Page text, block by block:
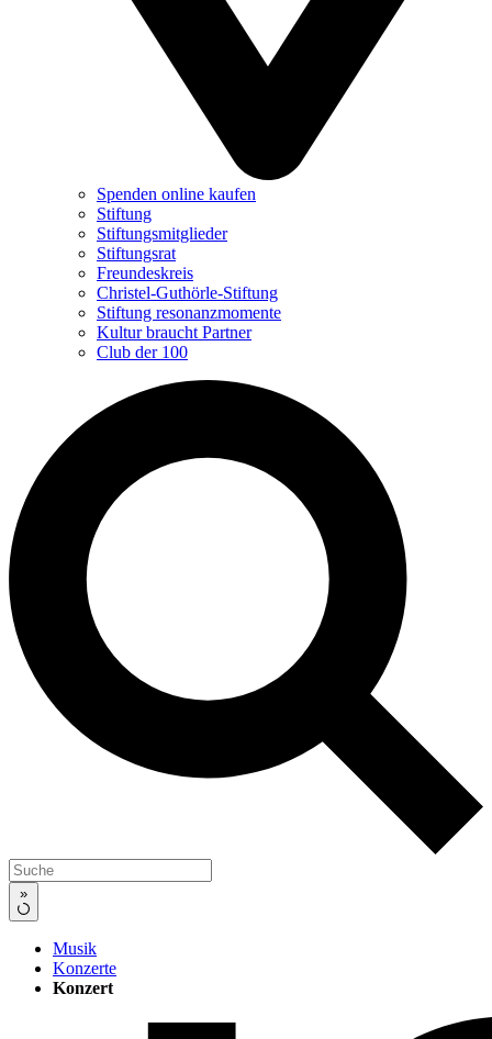
Spenden online kaufen
Stiftung
Stiftungsmitglieder
Stiftungsrat
Freundeskreis
Christel-Guthörle-Stiftung
Stiftung resonanzmomente
Kultur braucht Partner
Club der 100
»
Musik
Konzerte
Konzert